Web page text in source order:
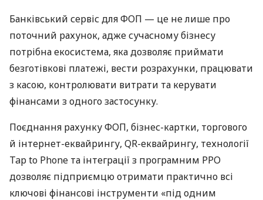
Банківський сервіс для ФОП — це не лише про
поточний рахунок, адже сучасному бізнесу
потрібна екосистема, яка дозволяє приймати
безготівкові платежі, вести розрахунки, працювати
з касою, контролювати витрати та керувати
фінансами з одного застосунку.
Поєднання рахунку ФОП, бізнес-картки, торгового
й інтернет-еквайрингу, QR-еквайрингу, технології
Tap to Phone та інтеграції з програмним РРО
дозволяє підприємцю отримати практично всі
ключові фінансові інструменти «під одним